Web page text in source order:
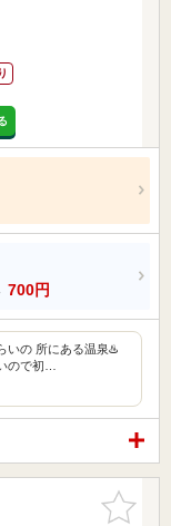
700円
いの 所にある温泉♨️
ので初…
お気に入
りに追加